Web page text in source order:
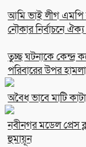
আমি ভাই লীগ এমপি
নৌকার নির্বাচনে
তুচ্ছ ঘটনাকে কেন্দ্র
পরিবারের উপর হামলা
অবৈধ ভাবে মাটি
নবীনগর মডেল প্রেস
হুমায়ূন